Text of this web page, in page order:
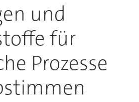
und
für
Prozesse